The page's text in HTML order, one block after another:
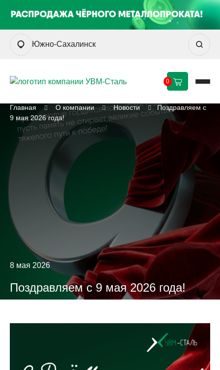
Южно-Сахалинск
0
Главная О компании Новости
Поздравляем с
9 мая 2026 года!
8 мая 2026
Поздравляем с 9 мая 2026 года!